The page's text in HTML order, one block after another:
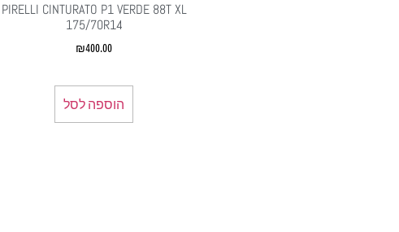
PIRELLI CINTURATO P1 VERDE 88T XL
175/70R14
₪400.00
הוספה לסל